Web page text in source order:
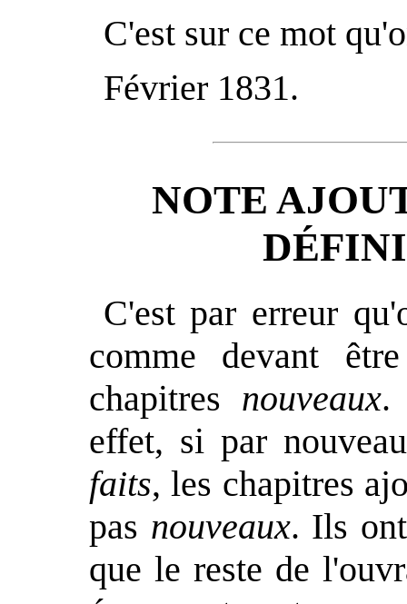
C'est sur ce mot
Février 1831.
NOTE
C'est par erreur
comme devant
chapitres nouveaux.
effet, si par
faits, les chapitres
pas nouveaux. Ils
que le reste de